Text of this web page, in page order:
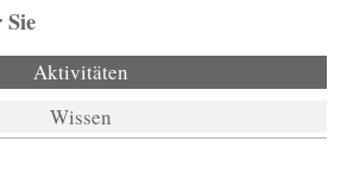
Aktivitäten
Wissen